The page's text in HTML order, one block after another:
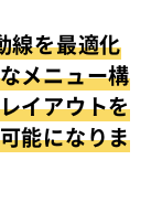
線を最適化
メニュー構
イアウトを
能になりま